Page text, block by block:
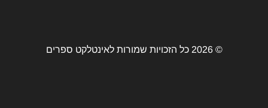
© 2026 כל הזכויות שמורות לאינטלקט ספרים